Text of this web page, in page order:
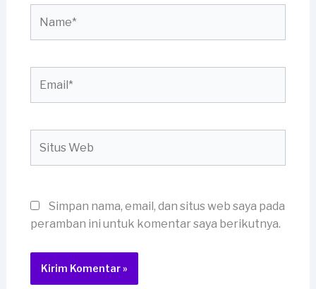
Web
Simpan nama, email, dan situs web saya pada
peramban ini untuk komentar saya berikutnya.